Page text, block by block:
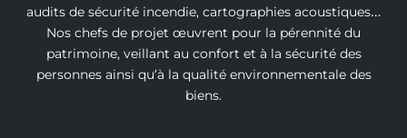
audits de sécurité incendie, cartographies acoustiques…
Nos chefs de projet œuvrent pour la pérennité du
patrimoine, veillant au confort et à la sécurité des
personnes ainsi qu’à la qualité environnementale des
biens.